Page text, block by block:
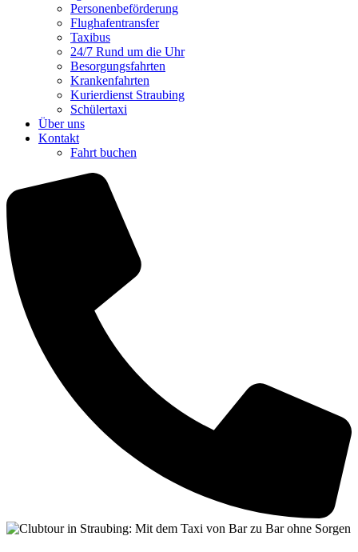
Personenbeförderung
Flughafentransfer
Taxibus
24/7 Rund um die Uhr
Besorgungsfahrten
Krankenfahrten
Kurierdienst Straubing
Schülertaxi
Über uns
Kontakt
Fahrt buchen